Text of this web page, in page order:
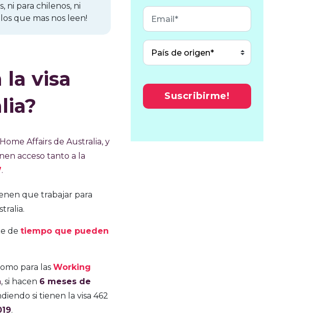
ni para chilenos, ni
que mas nos leen!
la visa
Affairs de Australia, y
acceso tanto a la
.
que trabajar para
de tiempo que pueden
para las Working
, si hacen 6 meses de
si tienen la visa 462
.